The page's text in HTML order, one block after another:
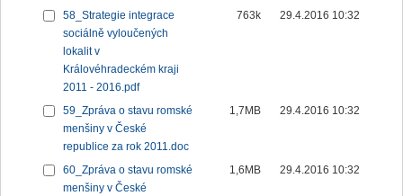
58_Strategie integrace
sociálně vyloučených
lokalit v
Královéhradeckém kraji
2011 - 2016.pdf
763k 29.4.2016 10:32
59_Zpráva o stavu romské
menšiny v České
republice za rok 2011.doc
1,7MB 29.4.2016 10:32
60_Zpráva o stavu romské
menšiny v České
1,6MB 29.4.2016 10:32